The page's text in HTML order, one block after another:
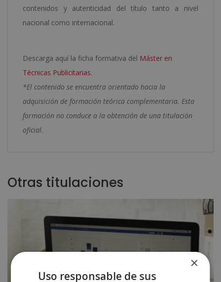
contenidos y autenticidad del título tanto a nivel
nacional como internacional.
Descarga aquí la ficha formativa del Máster en
Técnicas Publicitarias.
*El contenido se encuentra orientado hacia la
adquisición de formación teórica complementaria. Esta
formación no conduce a la obtención de una titulación
oficial.
Otras titulaciones
×
Uso responsable de sus